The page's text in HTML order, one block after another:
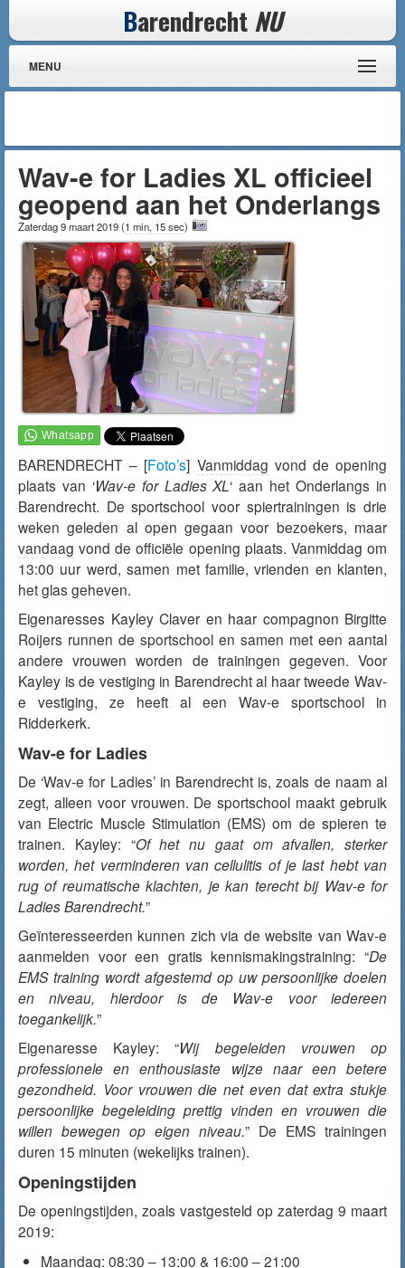
Barendrecht NU
MENU
Wav-e for Ladies XL officieel
geopend aan het Onderlangs
Zaterdag 9 maart 2019(1 min, 15 sec)
BARENDRECHT – [Foto’s] Vanmiddag vond de opening
plaats van ‘Wav-e for Ladies XL‘ aan het Onderlangs in
Barendrecht. De sportschool voor spiertrainingen is drie
weken geleden al open gegaan voor bezoekers, maar
vandaag vond de officiële opening plaats. Vanmiddag om
13:00 uur werd, samen met familie, vrienden en klanten,
het glas geheven.
Eigenaresses Kayley Claver en haar compagnon Birgitte
Roijers runnen de sportschool en samen met een aantal
andere vrouwen worden de trainingen gegeven. Voor
Kayley is de vestiging in Barendrecht al haar tweede Wav-
e vestiging, ze heeft al een Wav-e sportschool in
Ridderkerk.
Wav-e for Ladies
De ‘Wav-e for Ladies’ in Barendrecht is, zoals de naam al
zegt, alleen voor vrouwen. De sportschool maakt gebruik
van Electric Muscle Stimulation (EMS) om de spieren te
trainen. Kayley: “Of het nu gaat om afvallen, sterker
worden, het verminderen van cellulitis of je last hebt van
rug of reumatische klachten, je kan terecht bij Wav-e for
Ladies Barendrecht.”
Geïnteresseerden kunnen zich via de website van Wav-e
aanmelden voor een gratis kennismakingstraining: “De
EMS training wordt afgestemd op uw persoonlijke doelen
en niveau, hierdoor is de Wav-e voor iedereen
toegankelijk.”
Eigenaresse Kayley: “Wij begeleiden vrouwen op
professionele en enthousiaste wijze naar een betere
gezondheid. Voor vrouwen die net even dat extra stukje
persoonlijke begeleiding prettig vinden en vrouwen die
willen bewegen op eigen niveau.” De EMS trainingen
duren 15 minuten (wekelijks trainen).
Openingstijden
De openingstijden, zoals vastgesteld op zaterdag 9 maart
2019:
Maandag: 08:30 – 13:00 & 16:00 – 21:00